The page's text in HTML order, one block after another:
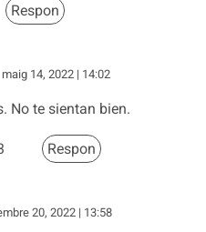
Respon
maig 14, 2022 | 14:02
No te sientan bien.
Respon
20, 2022 | 13:58